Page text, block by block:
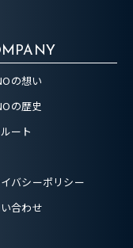
の想い
の歴史
ート
バシーポリシー
合わせ